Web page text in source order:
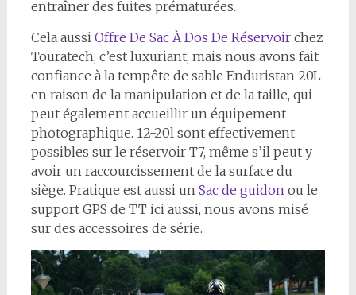
entraîner des fuites prématurées.
Cela aussi Offre De Sac À Dos De Réservoirchez
Touratech, c’est luxuriant, mais nous avons fait
confiance à la tempête de sable Enduristan 20L
en raison de la manipulation et de la taille, qui
peut également accueillir un équipement
photographique. 12-20l sont effectivement
possibles sur le réservoir T7, même s’il peut y
avoir un raccourcissement de la surface du
siège. Pratique est aussi un Sac de guidonou le
support GPS de TT ici aussi, nous avons misé
sur des accessoires de série.